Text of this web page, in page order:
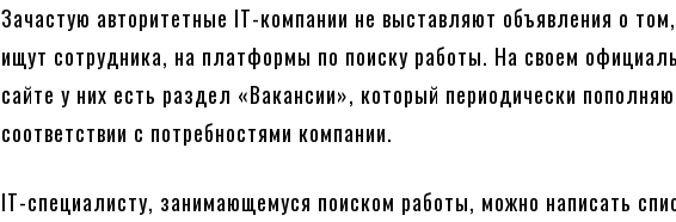
Зачастую авторитетные IT-компании не выставляют объявления о
ищут сотрудника, на платформы по поиску работы. На своем
сайте у них есть раздел «Вакансии», который периодически
соответствии с потребностями компании.
IT-специалисту, занимающемуся поиском работы, можно написать